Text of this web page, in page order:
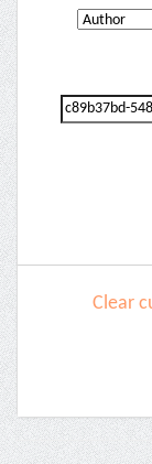
Clear